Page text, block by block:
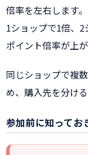
倍率を左右します。
1ショップで1倍、
ポイント倍率が上が
同じショップで複
め、購入先を分け
参加前に知ってお